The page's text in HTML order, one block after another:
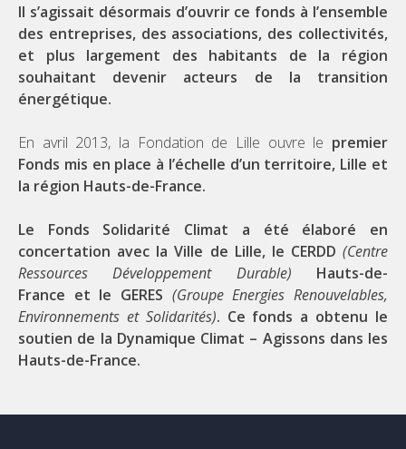
Il s’agissait désormais d’ouvrir ce fonds à l’ensemble
des entreprises, des associations, des collectivités,
et plus largement des habitants de la région
souhaitant devenir acteurs de la transition
énergétique.
En avril 2013, la Fondation de Lille ouvre le premier
Fonds mis en place à l’échelle d’un territoire, Lille et
la région Hauts-de-France.
Le Fonds Solidarité Climat a été élaboré en
concertation avec la Ville de Lille, le CERDD (Centre
Ressources Développement Durable) Hauts-de-
France et le GERES (Groupe Energies Renouvelables,
Environnements et Solidarités). Ce fonds a obtenu le
soutien de la Dynamique Climat – Agissons dans les
Hauts-de-France.